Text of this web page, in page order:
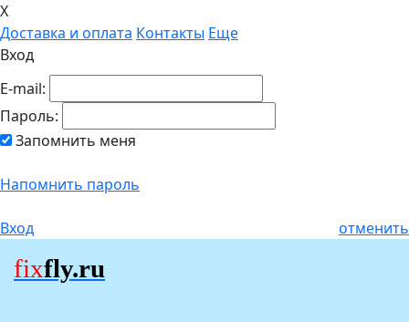
X
Доставка и оплата Контакты Еще
Вход
E-mail:
Пароль:
Запомнить меня
Напомнить пароль
Вход отменить
fixfly.ru